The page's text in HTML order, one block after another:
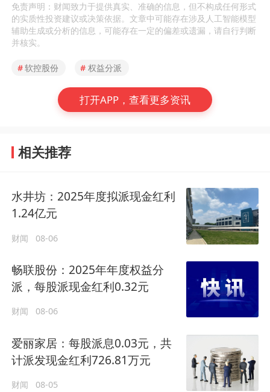
免责声明：财闻致力于提供真实、准确的信息，但不构成任何形式
的实质性投资建议或决策依据。文章中可能存在涉及人工智能模型
辅助生成或分析的信息，可能存在一定的偏差或遗漏，请自行判断
并核实。
#软控股份 # 权益分派
打开APP，查看更多资讯
相关推荐
水井坊：2025年度拟派现金红利
1.24亿元
财闻 08-06
畅联股份：2025年年度权益分
派，每股派现金红利0.32元
财闻 08-06
爱丽家居：每股派息0.03元，共
计派发现金红利726.81万元
财闻 08-05